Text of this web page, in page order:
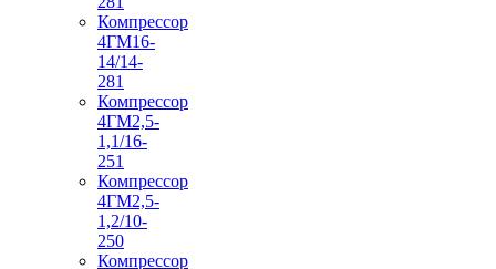
Компрессор
4ГМ16-
14/14-
281
Компрессор
4ГМ2,5-
1,1/16-
251
Компрессор
4ГМ2,5-
1,2/10-
250
Компрессор